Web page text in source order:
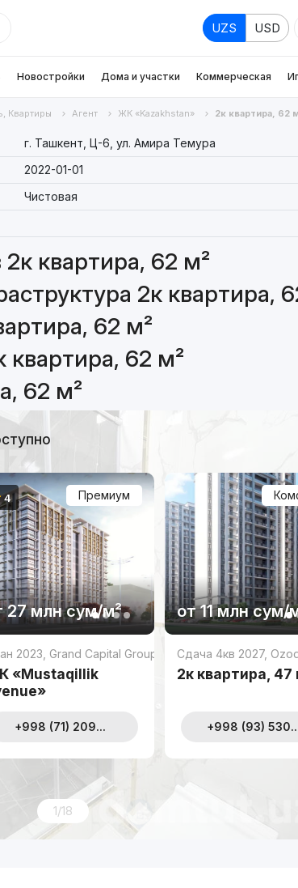
UZS USD
Новостройки Дома и участки Коммерческая
Квартиры Агент ЖК «Kazakhstan» 2к квартира, 62
г. Ташкент, Ц-6, ул. Амира Темура
2022-01-01
Чистовая
квартира, 62 м²
2к квартира,
62 м²
квартира, 62 м²
62 м²
Премиум
27 млн сум/м²
4
2023 Grand Capital Group
«Mustaqillik
+998 (71) 209...
от11 млн сум/
Сдача 4кв 2027,
2к квартира, 47
+998 (93)
1/18